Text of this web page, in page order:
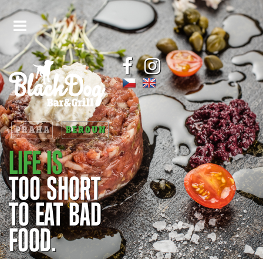
PRAHA BEROUN
LIFE IS
TOO SHORT
TO EAT BAD
FOOD.